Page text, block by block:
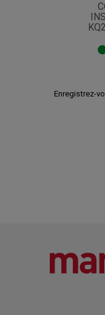
Enregistrez-